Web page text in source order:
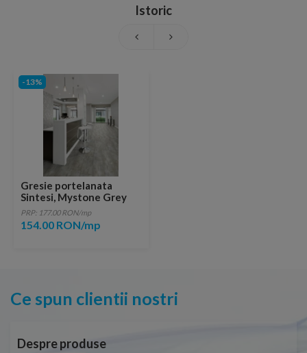
Istoric
-13%
Gresie portelanata
Sintesi, Mystone Grey
30x30 cm
PRP: 177.00 RON/mp
154.00 RON/mp
Ce spun clientii nostri
Despre produse